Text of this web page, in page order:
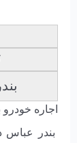
اجاره
بندر عباس